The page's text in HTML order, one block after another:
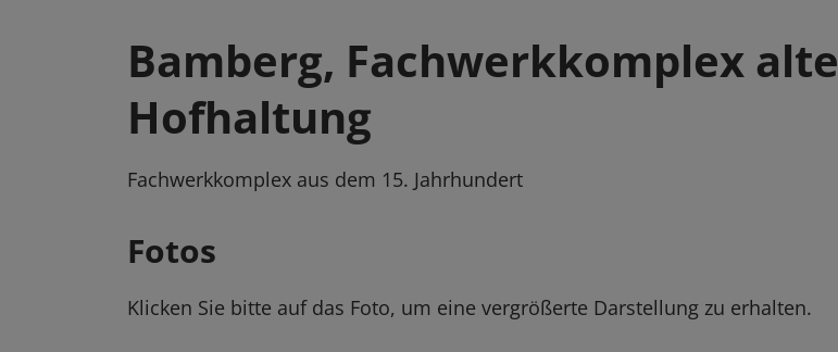
Bamberg, Fachwerkkomplex alte
Hofhaltung
Fachwerkkomplex aus dem 15. Jahrhundert
Fotos
Klicken Sie bitte auf das Foto, um eine vergrößerte Darstellung zu erhalten.